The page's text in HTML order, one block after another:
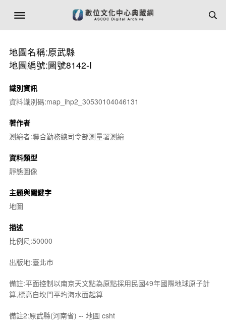
地圖名稱:原武縣
地圖編號:圖號8142-I
識別資訊
資料識別碼:map_ihp2_30530104046131
著作者
測繪者:聯合勤務總司令部測量署測繪
資料類型
靜態圖像
主題與關鍵字
地圖
描述
比例尺:50000
出版地:臺北市
備註:平面控制以南京天文點為原點採用民國49年國際地球原子計
算,標高自坎門平均海水面起算
備註2:原武縣(河南省) -- 地圖 csht